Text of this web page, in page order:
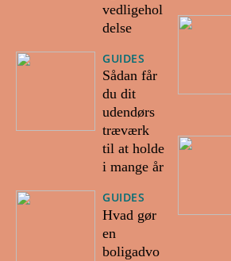
vedligehol
delse
GUIDES
Sådan får
du dit
udendørs
træværk
til at holde
i mange år
GUIDES
Hvad gør
en
boligadvo